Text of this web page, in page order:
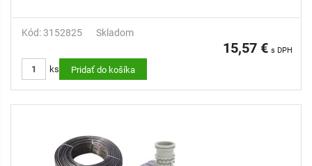
Kód: 3152825 Skladom
15,57 € s DPH
ks Pridať do košíka